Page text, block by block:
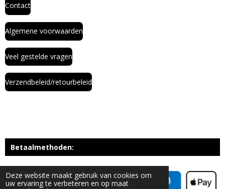
Deze website maakt gebruik van cookies om
uw ervaring te verbeteren en op maat
Contact
Algemene voorwaarden
Veel gestelde vragen
Verzendbeleid/retourbeleid
Betaalmethoden: